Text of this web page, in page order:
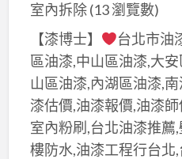
室內拆除(13 瀏覽數)
【漆博士】
台北市油
區油漆,中山區油漆,大
山區油漆,內湖區油漆,
漆估價,油漆報價,油漆
室內粉刷,台北油漆推薦
樓防水,油漆工程行台北